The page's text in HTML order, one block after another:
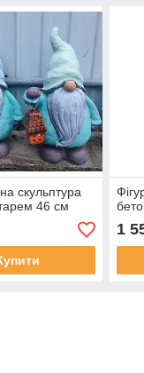
скульптура
46 см
1